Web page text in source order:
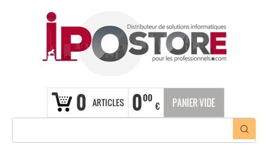
0 ARTICLES 000
€ PANIER VIDE